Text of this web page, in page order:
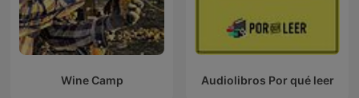
Wine Camp Audiolibros Por qué leer